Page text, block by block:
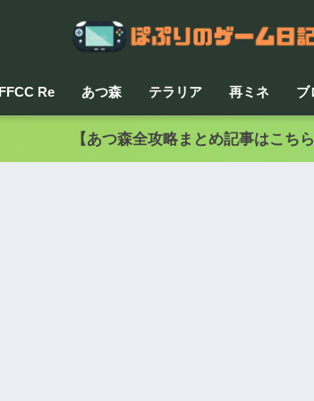
Re あつ森 テラリア 再ミネ ブ
【あつ森全攻略まとめ記事はこちら